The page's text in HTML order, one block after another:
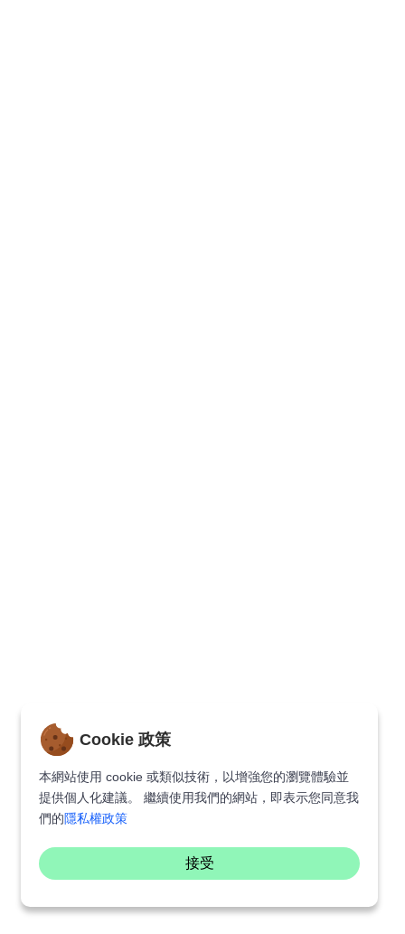
Cookie 政策
本網站使用 cookie 或類似技術，以增強您的瀏覽體驗並
提供個人化建議。 繼續使用我們的網站，即表示您同意我
們的隱私權政策
接受